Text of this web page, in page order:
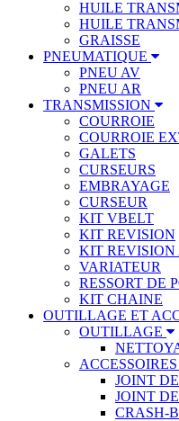
HUILE
HUILE
GRAISSE
PNEUMATIQUE
PNEU AV
PNEU AR
TRANSMISSION
COURROIE
COURROIE
GALETS
CURSEURS
EMBRAYAGE
CURSEUR
KIT VBELT
KIT REVISION
KIT REVISION
VARIATEUR
RESSORT DE
KIT CHAINE
OUTILLAGE ET
OUTILLAGE
ACCESSOIRES
JOINT
JOINT
CRASH-